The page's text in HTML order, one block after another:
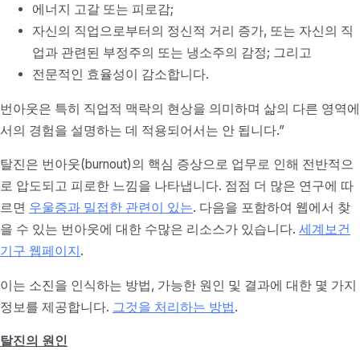
에너지 고갈 또는 피로감;
자신의 직업으로부터의 정신적 거리 증가, 또는 자신의 직
업과 관련된 부정주의 또는 냉소주의 감정; 그리고
전문적인 효율성이 감소합니다.
번아웃은 특히 직업적 맥락의 현상을 의미하며 삶의 다른 영역에
서의 경험을 설명하는 데 적용되어서는 안 됩니다.”
탈진은 번아웃(burnout)의 핵심 증상으로 업무로 인해 전반적으
로 압도되고 피로한 느낌을 나타냅니다. 점점 더 많은 연구에 따
르면 우울증과 밀접한 관련이 있는. 다음을 포함하여 웹에서 찾
을 수 있는 번아웃에 대한 수많은 리소스가 있습니다. 세계보건
기구 웹페이지.
이는 소진을 인식하는 방법, 가능한 원인 및 결과에 대한 몇 가지
정보를 제공합니다. 그것을 처리하는 방법.
탈진의 원인